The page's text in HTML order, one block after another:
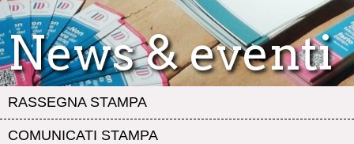
News & eventi
RASSEGNA STAMPA
COMUNICATI STAMPA